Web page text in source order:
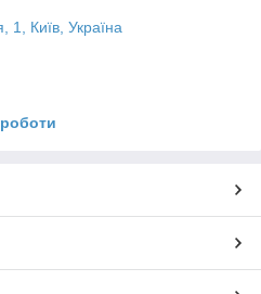
1, Київ, Україна